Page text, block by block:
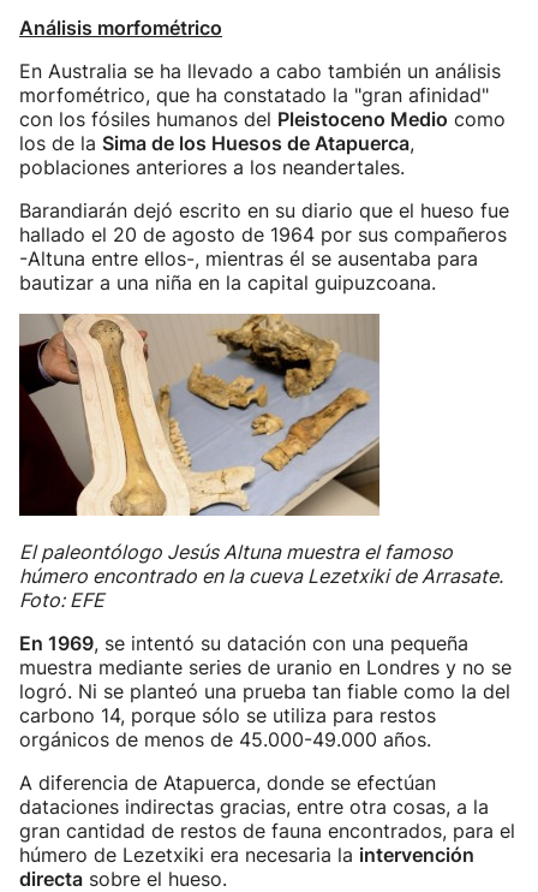
Análisis morfométrico
En Australia se ha llevado a cabo también un análisis
morfométrico, que ha constatado la "gran afinidad"
con los fósiles humanos del Pleistoceno Medio como
los de la Sima de los Huesos de Atapuerca,
poblaciones anteriores a los neandertales.
Barandiarán dejó escrito en su diario que el hueso fue
hallado el 20 de agosto de 1964 por sus compañeros
-Altuna entre ellos-, mientras él se ausentaba para
bautizar a una niña en la capital guipuzcoana.
El paleontólogo Jesús Altuna muestra el famoso
húmero encontrado en la cueva Lezetxiki de Arrasate.
Foto: EFE
En 1969, se intentó su datación con una pequeña
muestra mediante series de uranio en Londres y no se
logró. Ni se planteó una prueba tan fiable como la del
carbono 14, porque sólo se utiliza para restos
orgánicos de menos de 45.000-49.000 años.
A diferencia de Atapuerca, donde se efectúan
dataciones indirectas gracias, entre otra cosas, a la
gran cantidad de restos de fauna encontrados, para el
húmero de Lezetxiki era necesaria la intervención
directa sobre el hueso.